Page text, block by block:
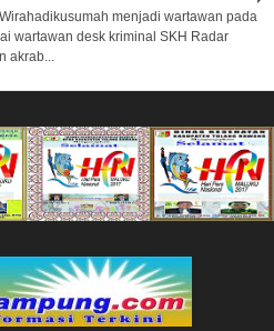
menjadi wartawan pada
wartawan desk kriminal SKH Radar
akrab...